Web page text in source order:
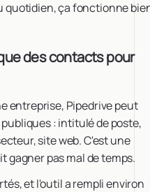
quotidien, ça fonctionne
des contacts pour
entreprise, Pipedrive peut
: intitulé de poste,
site web. C'est une
pas mal de temps.
et l'outil a rempli environ